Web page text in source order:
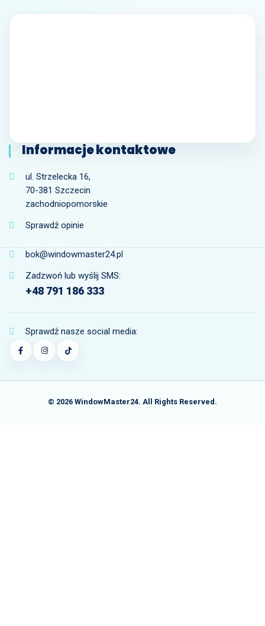
Informacje kontaktowe
ul. Strzelecka 16,
70-381 Szczecin
zachodniopomorskie
Sprawdź opinie
bok@windowmaster24.pl
Zadzwoń lub wyślij SMS:
+48 791 186 333
Sprawdź nasze social media:
© 2026 WindowMaster24. All Rights Reserved.